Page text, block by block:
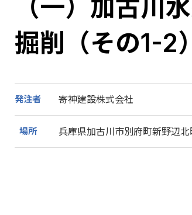
（一）加古川
掘削（その1-2
発注者 寄神建設株式会社
場所 兵庫県加古川市別府町新野辺北